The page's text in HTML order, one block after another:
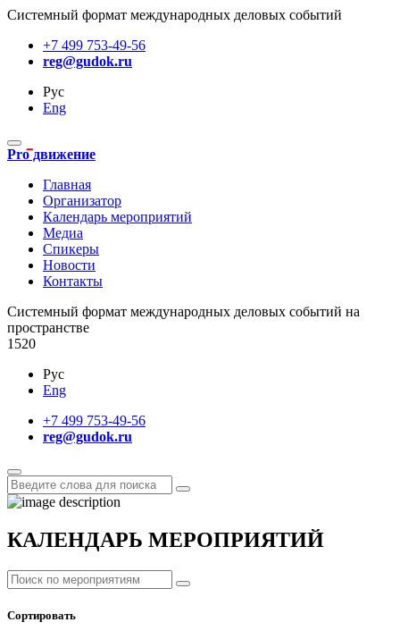
Системный формат международных деловых событий
+7 499 753-49-56
reg@gudok.ru
Рус
Eng
Pro движение
Главная
Организатор
Календарь мероприятий
Медиа
Спикеры
Новости
Контакты
Cистемный формат международных деловых событий на
пространстве
1520
Рус
Eng
+7 499 753-49-56
reg@gudok.ru
КАЛЕНДАРЬ МЕРОПРИЯТИЙ
Сортировать